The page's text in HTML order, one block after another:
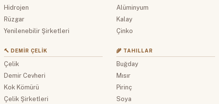
Hidrojen
Rüzgar
Yenilenebilir Şirketleri
Alüminyum
Kalay
Çinko
🔨 DEMIR ÇELIK
Çelik
Demir Cevheri
Kok Kömürü
Çelik Şirketleri
🌾 TAHILLAR
Buğday
Mısır
Pirinç
Soya